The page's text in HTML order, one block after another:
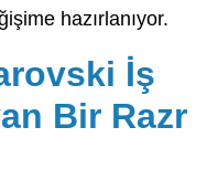
hazırlanıyor.
İş
Bir Razr